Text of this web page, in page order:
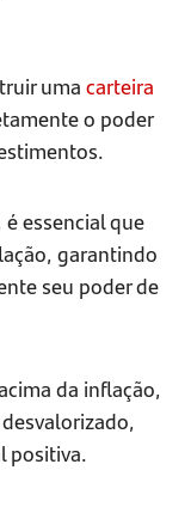
uma carteira
o poder
essencial que
garantindo
seu poder de
da inflação,
positiva.